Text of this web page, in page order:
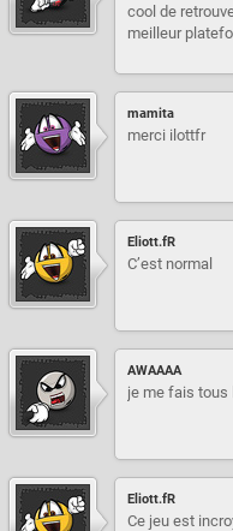
cool de
meilleur
mamita
merci ilottfr
Eliott.fR
C’est normal
AWAAAA
je me fais tous
Eliott.fR
Ce jeu est